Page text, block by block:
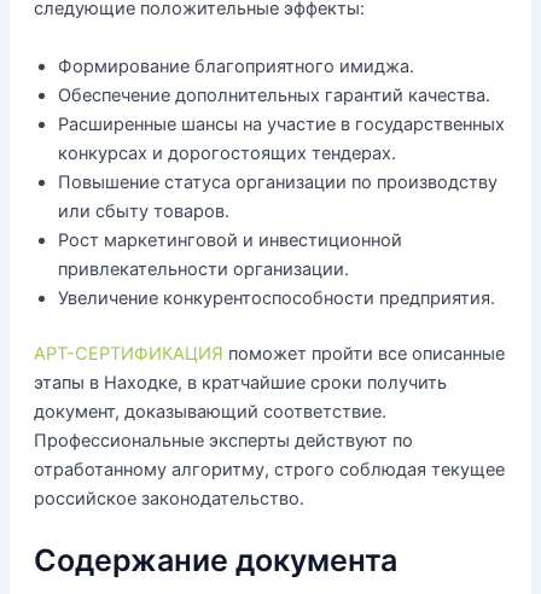
следующие положительные эффекты:
Формирование благоприятного имиджа.
Обеспечение дополнительных гарантий качества.
Расширенные шансы на участие в государственных
конкурсах и дорогостоящих тендерах.
Повышение статуса организации по производству
или сбыту товаров.
Рост маркетинговой и инвестиционной
привлекательности организации.
Увеличение конкурентоспособности предприятия.
АРТ-СЕРТИФИКАЦИЯ поможет пройти все описанные
этапы в Находке, в кратчайшие сроки получить
документ, доказывающий соответствие.
Профессиональные эксперты действуют по
отработанному алгоритму, строго соблюдая текущее
российское законодательство.
Содержание документа